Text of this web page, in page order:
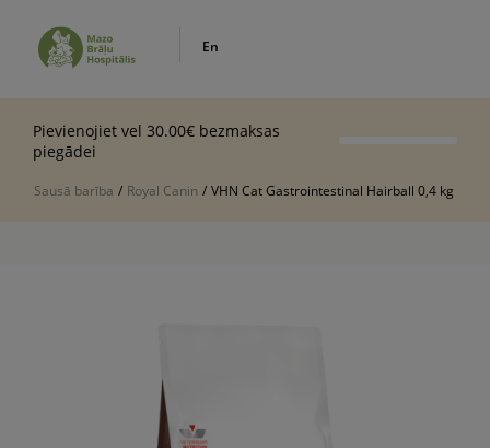
En
Pievienojiet vel 30.00€ bezmaksas
piegādei
Sausā barība / Royal Canin / VHN Cat Gastrointestinal Hairball 0,4 kg